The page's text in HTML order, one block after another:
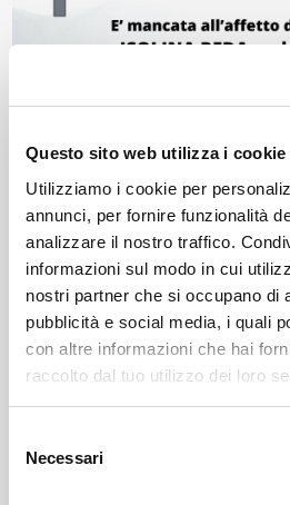
Questo sito web utilizza i cookie
Utilizziamo i cookie per
annunci, per fornire funzionalità
analizzare il nostro traffico.
informazioni sul modo in cui
nostri partner che si occupano di
pubblicità e social media, i quali
con altre informazioni che hai
raccolto dal tuo utilizzo dei loro
delNecessari
Sondrio